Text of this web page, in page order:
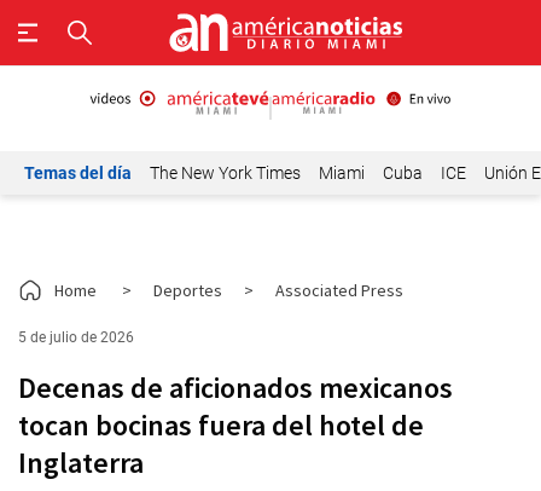
Temas del día The New York Times Miami Cuba ICE Unión
Home > Deportes > Associated Press
5 de julio de 2026
Decenas de aficionados mexicanos
tocan bocinas fuera del hotel de
Inglaterra